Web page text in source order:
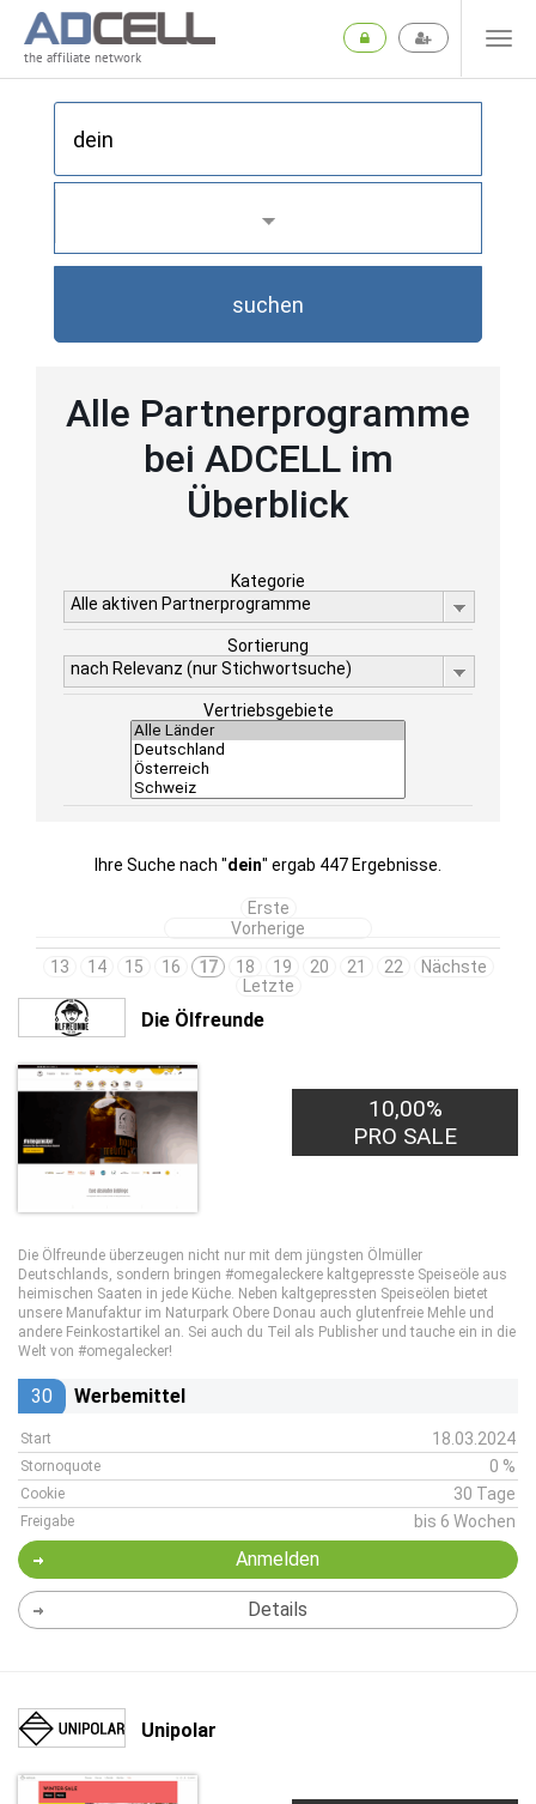
the affiliate network
suchen
Alle Partnerprogramme
bei ADCELL im
Überblick
Kategorie
Alle aktiven Partnerprogramme
Sortierung
nach Relevanz (nur Stichwortsuche)
Vertriebsgebiete
Ihre Suche nach "dein" ergab 447 Ergebnisse.
Erste
Vorherige
13
14 15 16 17 18 19 20 21 22
Nächste
Letzte
Die Ölfreunde
10,00%
PRO SALE
Die Ölfreunde überzeugen nicht nur mit dem jüngsten Ölmüller
Deutschlands, sondern bringen #omegaleckere kaltgepresste Speiseöle aus
heimischen Saaten in jede Küche. Neben kaltgepressten Speiseölen bietet
unsere Manufaktur im Naturpark Obere Donau auch glutenfreie Mehle und
andere Feinkostartikel an. Sei auch du Teil als Publisher und tauche ein in die
Welt von #omegalecker!
30 Werbemittel
Start 18.03.2024
Stornoquote 0 %
Cookie 30 Tage
Freigabe bis 6 Wochen
Anmelden
Details
Unipolar